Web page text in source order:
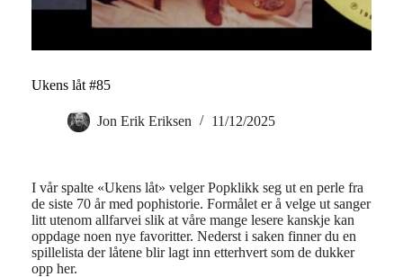
Ukens låt #85
Jon Erik Eriksen 11/12/2025
I vår spalte «Ukens låt» velger Popklikk seg ut en perle fra
de siste 70 år med pophistorie. Formålet er å velge ut sanger
litt utenom allfarvei slik at våre mange lesere kanskje kan
oppdage noen nye favoritter. Nederst i saken finner du en
spillelista der låtene blir lagt inn etterhvert som de dukker
opp her.